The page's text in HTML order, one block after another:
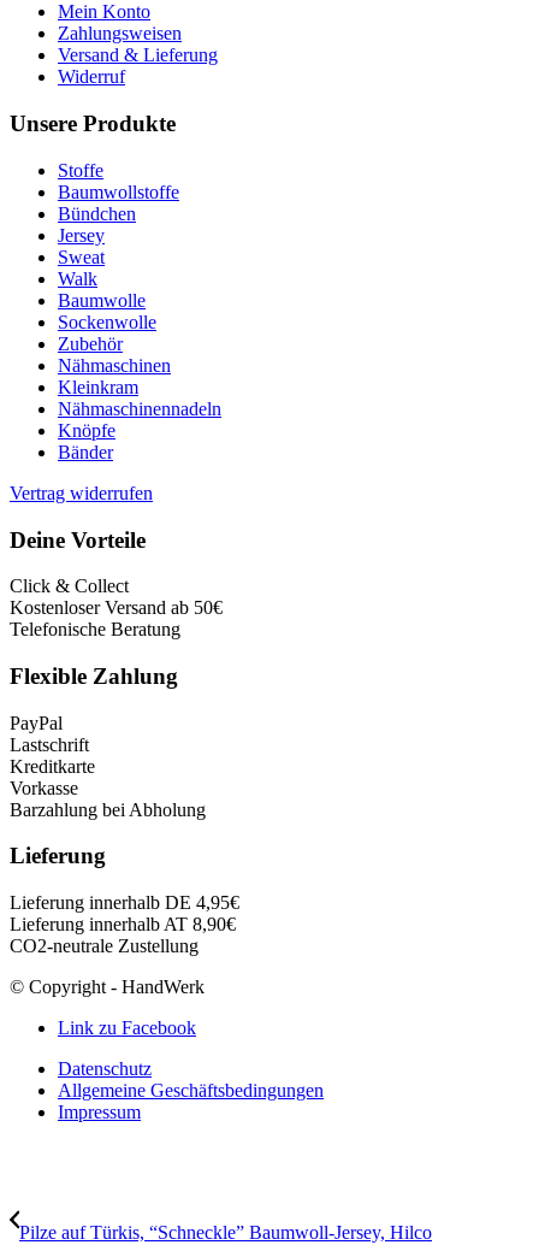
Mein Konto
Zahlungsweisen
Versand & Lieferung
Widerruf
Unsere Produkte
Stoffe
Baumwollstoffe
Bündchen
Jersey
Sweat
Walk
Baumwolle
Sockenwolle
Zubehör
Nähmaschinen
Kleinkram
Nähmaschinennadeln
Knöpfe
Bänder
Vertrag widerrufen
Deine Vorteile
Click & Collect
Kostenloser Versand ab 50€
Telefonische Beratung
Flexible Zahlung
PayPal
Lastschrift
Kreditkarte
Vorkasse
Barzahlung bei Abholung
Lieferung
Lieferung innerhalb DE 4,95€
Lieferung innerhalb AT 8,90€
CO2-neutrale Zustellung
© Copyright - HandWerk
Link zu Facebook
Datenschutz
Allgemeine Geschäftsbedingungen
Impressum
Pilze auf Türkis, “Schneckle” Baumwoll-Jersey, Hilco